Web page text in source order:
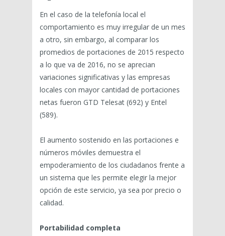
En el caso de la telefonía local el
comportamiento es muy irregular de un mes
a otro, sin embargo, al comparar los
promedios de portaciones de 2015 respecto
a lo que va de 2016, no se aprecian
variaciones significativas y las empresas
locales con mayor cantidad de portaciones
netas fueron GTD Telesat (692) y Entel
(589).
El aumento sostenido en las portaciones e
números móviles demuestra el
empoderamiento de los ciudadanos frente a
un sistema que les permite elegir la mejor
opción de este servicio, ya sea por precio o
calidad.
Portabilidad completa